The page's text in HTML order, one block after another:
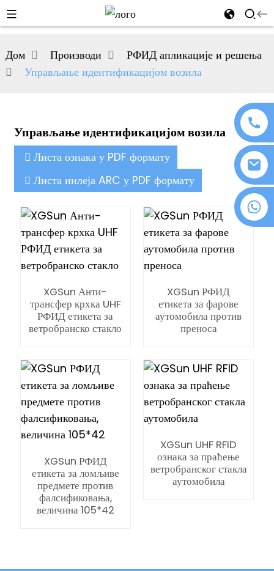
+86 18076372139
Дом Производи
РФИД апликације и решења
Управљање идентификацијом возила
Управљање идентификацијом возила
Листа ознака у PDF формату
Листа инлеја ARC у PDF формату
XGSun Анти-
трансфер крхка UHF
РФИД етикета за
ветробранско стакло
XGSun РФИД
етикета за фарове
аутомобила против
преноса
XGSun РФИД
етикета за ломљиве
предмете против
фалсификовања,
величина 105*42
XGSun UHF RFID
ознака за праћење
ветробранског стакла
аутомобила